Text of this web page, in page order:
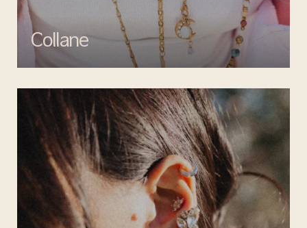
Collane
Esalta il tuo look con le collane di Mata gioielli, un perfetto mix di